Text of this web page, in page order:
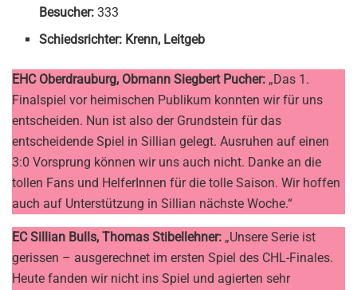
Besucher:333
Schiedsrichter: Krenn, Leitgeb
EHC Oberdrauburg, Obmann Siegbert Pucher: „Das 1.
Finalspiel vor heimischen Publikum konnten wir für uns
entscheiden. Nun ist also der Grundstein für das
entscheidende Spiel in Sillian gelegt. Ausruhen auf einen
3:0 Vorsprung können wir uns auch nicht. Danke an die
tollen Fans und HelferInnen für die tolle Saison. Wir hoffen
auch auf Unterstützung in Sillian nächste Woche.“
EC Sillian Bulls, Thomas Stibellehner: „Unsere Serie ist
gerissen – ausgerechnet im ersten Spiel des CHL-Finales.
Heute fanden wir nicht ins Spiel und agierten sehr